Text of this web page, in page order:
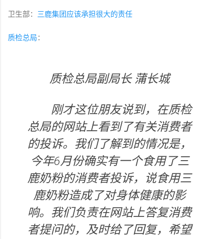
卫生部： 三鹿集团应该承担很大的责任
质检总局：
质检总局副局长 蒲长城
刚才这位朋友说到，在质检
总局的网站上看到了有关消费者
的投诉。我们了解到的情况是，
今年6月份确实有一个食用了三
鹿奶粉的消费者投诉，说食用三
鹿奶粉造成了对身体健康的影
响。我们负责在网站上答复消费
者提问的，及时给了回复，希望